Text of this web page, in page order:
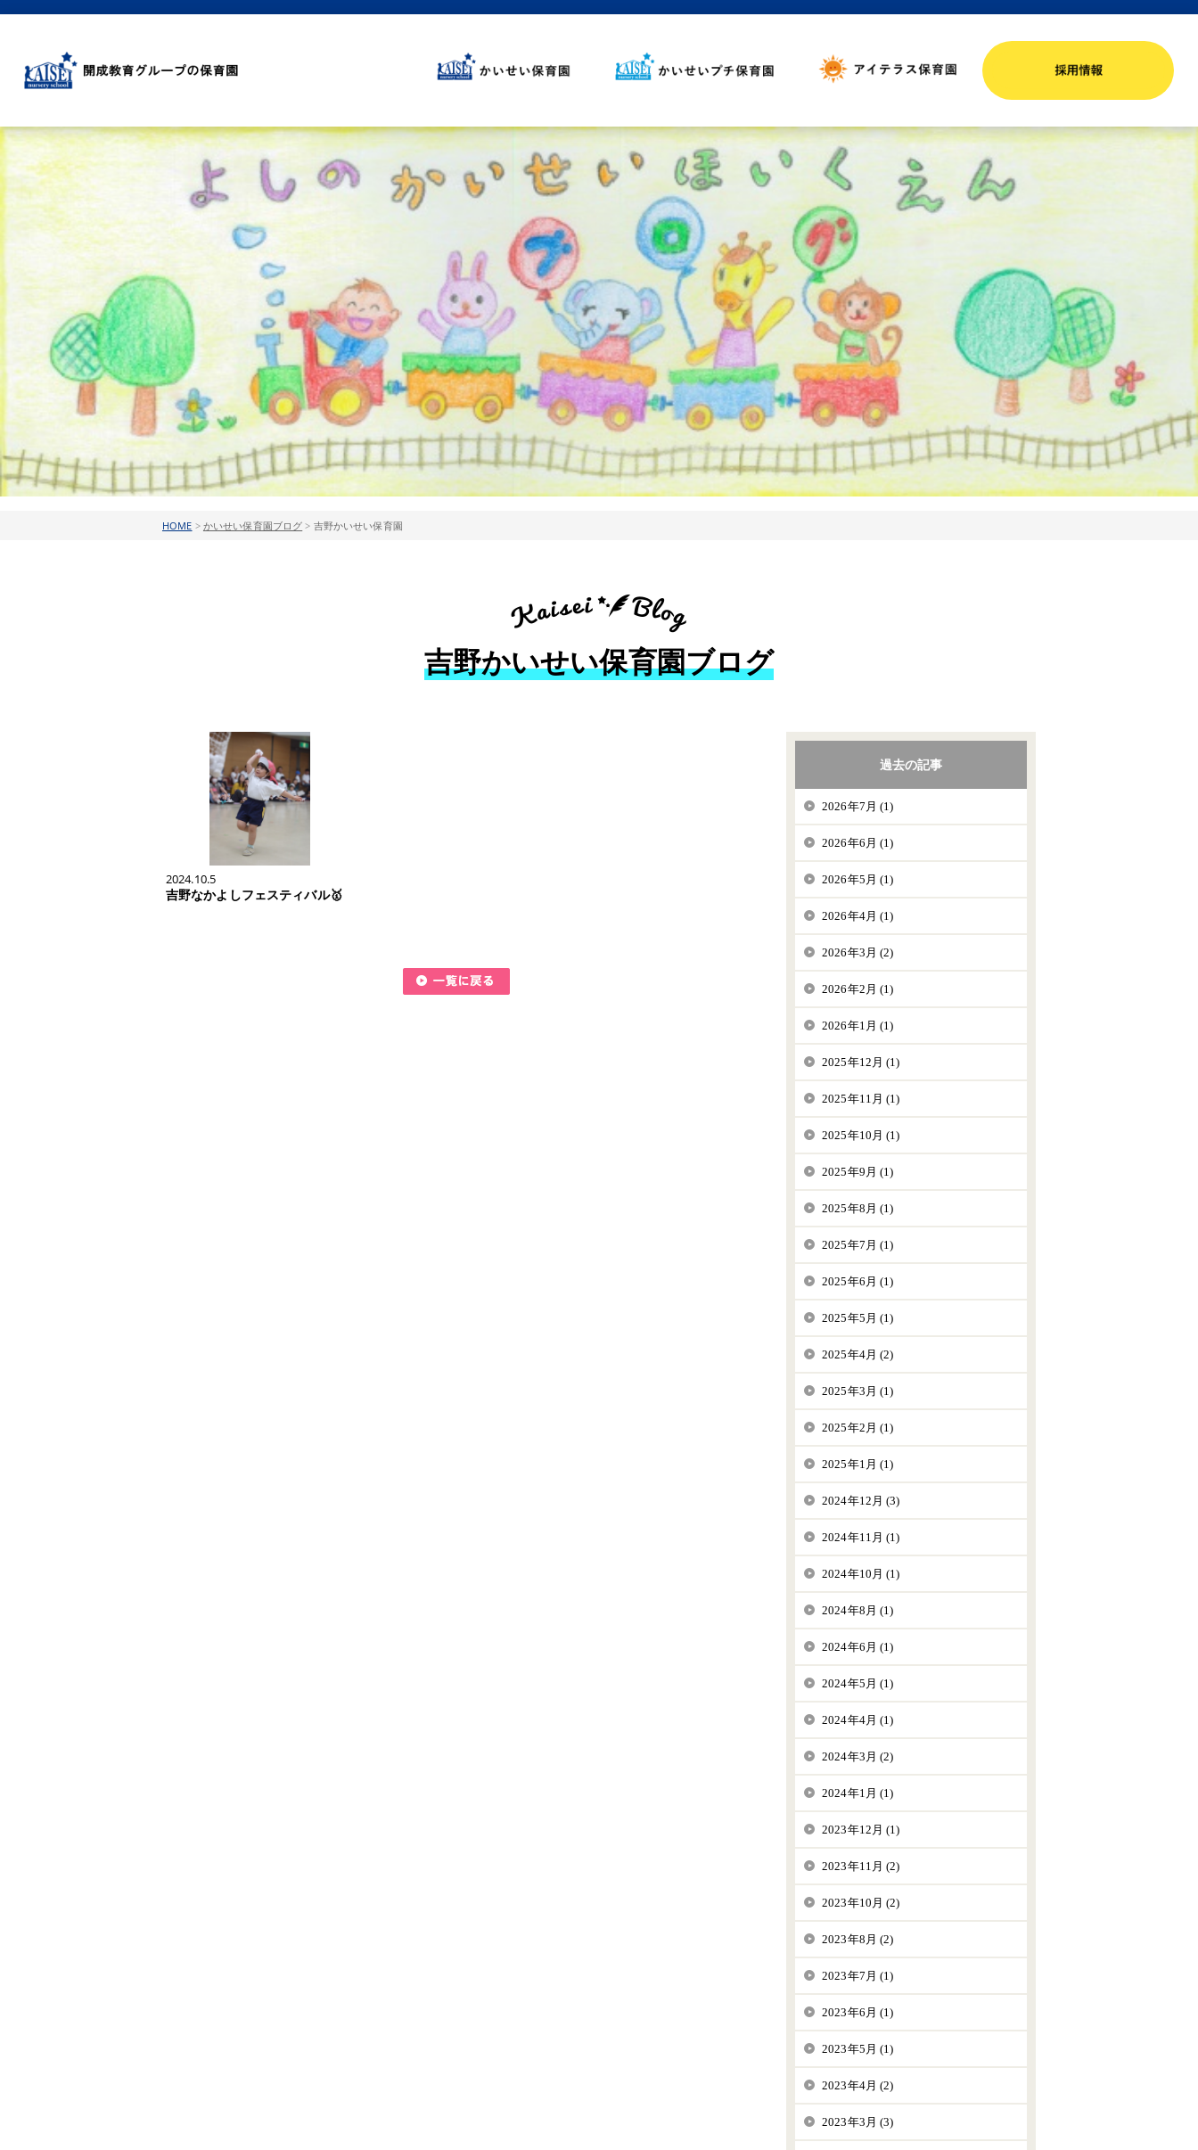
HOME > かいせい保育園ブログ > 吉野かいせい保育園
吉野かいせい保育園ブログ
2024.10.5
吉野なかよしフェスティバル🥇
過去の記事
2026年7月 (1)
2026年6月 (1)
2026年5月 (1)
2026年4月 (1)
2026年3月 (2)
2026年2月 (1)
2026年1月 (1)
2025年12月 (1)
2025年11月 (1)
2025年10月 (1)
2025年9月 (1)
2025年8月 (1)
2025年7月 (1)
2025年6月 (1)
2025年5月 (1)
2025年4月 (2)
2025年3月 (1)
2025年2月 (1)
2025年1月 (1)
2024年12月 (3)
2024年11月 (1)
2024年10月 (1)
2024年8月 (1)
2024年6月 (1)
2024年5月 (1)
2024年4月 (1)
2024年3月 (2)
2024年1月 (1)
2023年12月 (1)
2023年11月 (2)
2023年10月 (2)
2023年8月 (2)
2023年7月 (1)
2023年6月 (1)
2023年5月 (1)
2023年4月 (2)
2023年3月 (3)